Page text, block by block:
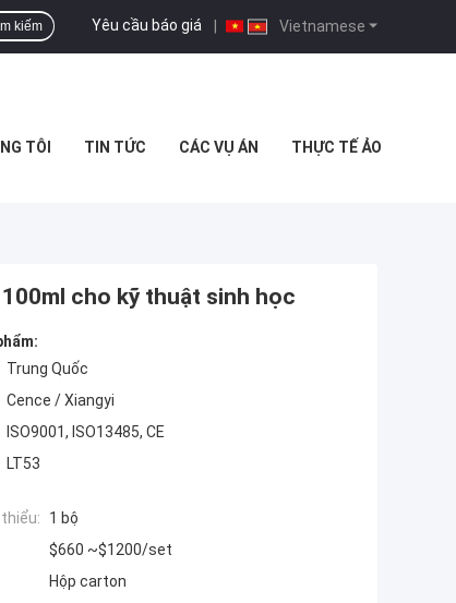
Vietnamese
Yêu cầu báo giá |
kiếm
TÔI TIN TỨC CÁC VỤ ÁN THỰC TẾ ẢO
cho kỹ thuật sinh học
Trung Quốc
Cence / Xiangyi
ISO9001, ISO13485, CE
LT53
1 bộ
$660 ~$1200/set
Hộp carton